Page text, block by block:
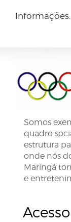
Informações:
Somos
quadro
estrutura
onde nós
Maringá
e